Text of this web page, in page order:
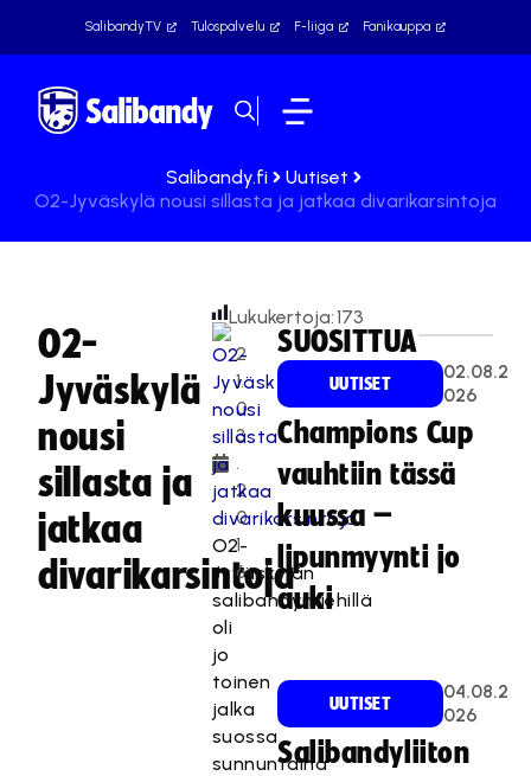
SalibandyTV Tulospalvelu F-liiga Fanikauppa
Salibandy.fi
Uutiset
O2-Jyväskylä nousi sillasta ja jatkaa divarikarsintoja
O2-
Jyväskylä
nousi
sillasta ja
jatkaa
divarikarsintoja
2
1.
0
3
.
2
0
1
6
Lukukertoja:173
O2-
Jyväskylän
salibandymiehillä
oli
jo
toinen
jalka
suossa
sunnuntaina
SUOSITTUA
UUTISET
02.08.2
026
Champions Cup
vauhtiin tässä
kuussa –
lipunmyynti jo
auki
UUTISET
04.08.2
026
Salibandyliiton